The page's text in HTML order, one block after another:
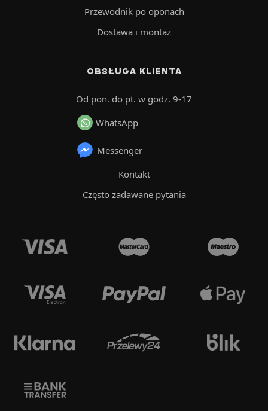
Przewodnik po oponach
Dostawa i montaż
OBSŁUGA KLIENTA
Od pon. do pt. w godz. 9-17
WhatsApp
Messenger
Kontakt
Często zadawane pytania